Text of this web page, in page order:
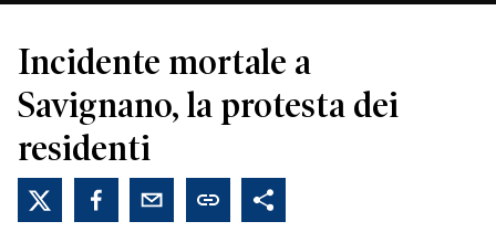
Incidente mortale a
Savignano, la protesta dei
residenti